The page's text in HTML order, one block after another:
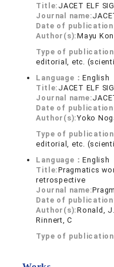
Title: JACET ELF
Journal name:
Date of
Author(s):Mayu
Type of publication
editorial, etc.
Language：English
Title: JACET ELF
Journal name:
Date of
Author(s):Yoko
Type of publication
editorial, etc.
Language：English
Title:Pragmatics
retrospective
Journal name:
Date of
Author(s):Ronald,
Rinnert, C
Type of publication